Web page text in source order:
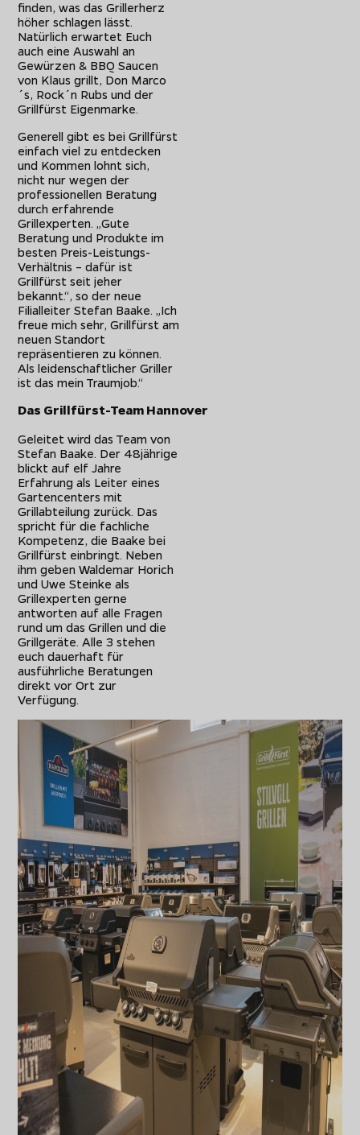
finden, was das Grillerherz
höher schlagen lässt.
Natürlich erwartet Euch
auch eine Auswahl an
Gewürzen & BBQ Saucen
von Klaus grillt, Don Marco
´s, Rock´n Rubs und der
Grillfürst Eigenmarke.
Generell gibt es bei Grillfürst
einfach viel zu entdecken
und Kommen lohnt sich,
nicht nur wegen der
professionellen Beratung
durch erfahrende
Grillexperten. „Gute
Beratung und Produkte im
besten Preis-Leistungs-
Verhältnis – dafür ist
Grillfürst seit jeher
bekannt.“, so der neue
Filialleiter Stefan Baake. „Ich
freue mich sehr, Grillfürst am
neuen Standort
repräsentieren zu können.
Als leidenschaftlicher Griller
ist das mein Traumjob.“
Das Grillfürst-Team Hannover
Geleitet wird das Team von
Stefan Baake. Der 48jährige
blickt auf elf Jahre
Erfahrung als Leiter eines
Gartencenters mit
Grillabteilung zurück. Das
spricht für die fachliche
Kompetenz, die Baake bei
Grillfürst einbringt. Neben
ihm geben Waldemar Horich
und Uwe Steinke als
Grillexperten gerne
antworten auf alle Fragen
rund um das Grillen und die
Grillgeräte. Alle 3 stehen
euch dauerhaft für
ausführliche Beratungen
direkt vor Ort zur
Verfügung.